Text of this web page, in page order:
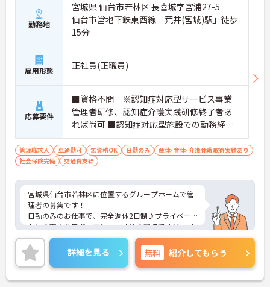
勤務地
宮城県 仙台市若林区 長喜城字宮浦27-5
仙台市営地下鉄東西線「荒井(宮城)駅」徒歩
15分
雇用形態 正社員(正職員)
応募要件
■資格不問 ※認知症対応型サービス事業
管理者研修、認知症介護実践研修終了者あ
れば尚可 ■認知症対応型施設での勤務経験3
年以上の方
管理職求人 車通勤可 無資格OK 日勤のみ
産休･育休･介護休暇取得実績あり
社会保険完備
交通費支給
宮城県仙台市若林区に位置するグループホームで管
理者の募集です！
日勤のみのお仕事で、完全週休2日制♪プライベー
トとの両立を目指す方におすすめの環境です◎マイ
カーでの通勤もOK！交通費支給ありなので交通費代
の心配ありません！昇給制度があり、頑張りが評価
されてしっかりと還元されます。フォロー体制もあ
り、経験に関わらず安心してスタートできます。
こちらの求人にご興味がございましたら面接のポイ
詳細を見る 無料 紹介してもらう